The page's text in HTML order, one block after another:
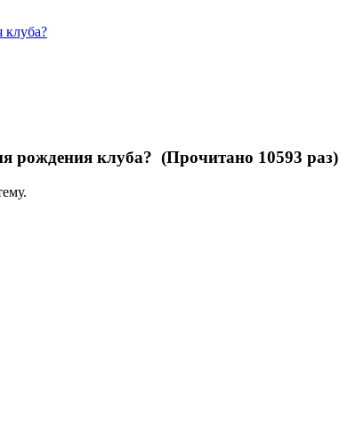
рождения клуба? (Прочитано 10593 раз)